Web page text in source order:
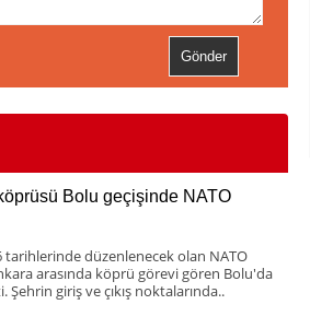
Bolu geçişinde NATO
tarihlerinde düzenlenecek olan NATO
arasında köprü görevi gören Bolu'da
giriş ve çıkış noktalarında..